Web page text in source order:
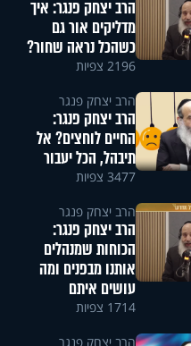
הרב יצחק פנגר: איך
מדליקים אור גם
כשהכל נראה שחור?
2196 צפיות
הרב יצחק פנגר
הרב יצחק פנגר:
החיים לוחצים? אל
תיבהל, הכל יעבור
3477 צפיות
הרב יצחק פנגר
הרב יצחק פנגר:
הכוחות שמנהלים
אותנו מבפנים ומה
עושים איתם
1714 צפיות
הרב יצחק פנגר